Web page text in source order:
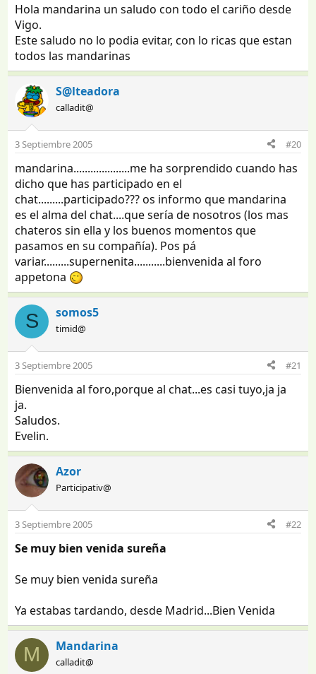
Hola mandarina un saludo con todo el cariño desde
Vigo.
Este saludo no lo podia evitar, con lo ricas que estan
todos las mandarinas
S@lteadora
calladit@
3 Septiembre 2005 #20
mandarina....................me ha sorprendido cuando has
dicho que has participado en el
chat.........participado??? os informo que mandarina
es el alma del chat....que sería de nosotros (los mas
chateros sin ella y los buenos momentos que
pasamos en su compañía). Pos pá
variar.........supernenita...........bienvenida al foro
appetona
S somos5
timid@
3 Septiembre 2005 #21
Bienvenida al foro,porque al chat...es casi tuyo,ja ja
ja.
Saludos.
Evelin.
Azor
Participativ@
3 Septiembre 2005 #22
Se muy bien venida sureña
Se muy bien venida sureña
Ya estabas tardando, desde Madrid...Bien Venida
M Mandarina
calladit@